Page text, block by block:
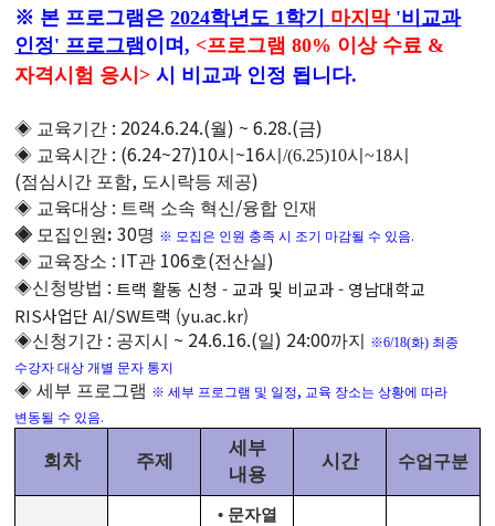
※ 본 프로그램은2024학년도 1학기 마지막'비교과
인정' 프로그램이며, <프로그램 80% 이상 수료 &
자격시험 응시> 시 비교과 인정 됩니다.
◈ 교육기간 : 2024.6.24.(월) ~ 6.28.(금)
◈ 교육시간 : (6.24~27)10시 ~16시/(6.25)10시~18시
(점심시간 포함, 도시락등 제공)
◈ 교육대상 : 트랙 소속 혁신/융합 인재
◈ 모집인원 :30명 ※ 모집은 인원 충족 시 조기 마감될 수 있음.
◈ 교육장소 : IT관 106호(전산실)
◈신청방법 : 트랙 활동 신청 - 교과 및 비교과 - 영남대학교
RIS사업단 AI/SW트랙 (yu.ac.kr)
◈신청기간 : 공지시 ~ 24.6.16.(일) 24:00까지 ※6/18(화) 최종
수강자 대상 개별 문자 통지
◈세부 프로그램 ※세부 프로그램 및 일정, 교육 장소는 상황에 따라
변동될 수 있음.
회차 주제
세부
내용
시간 수업구분
• 문자열